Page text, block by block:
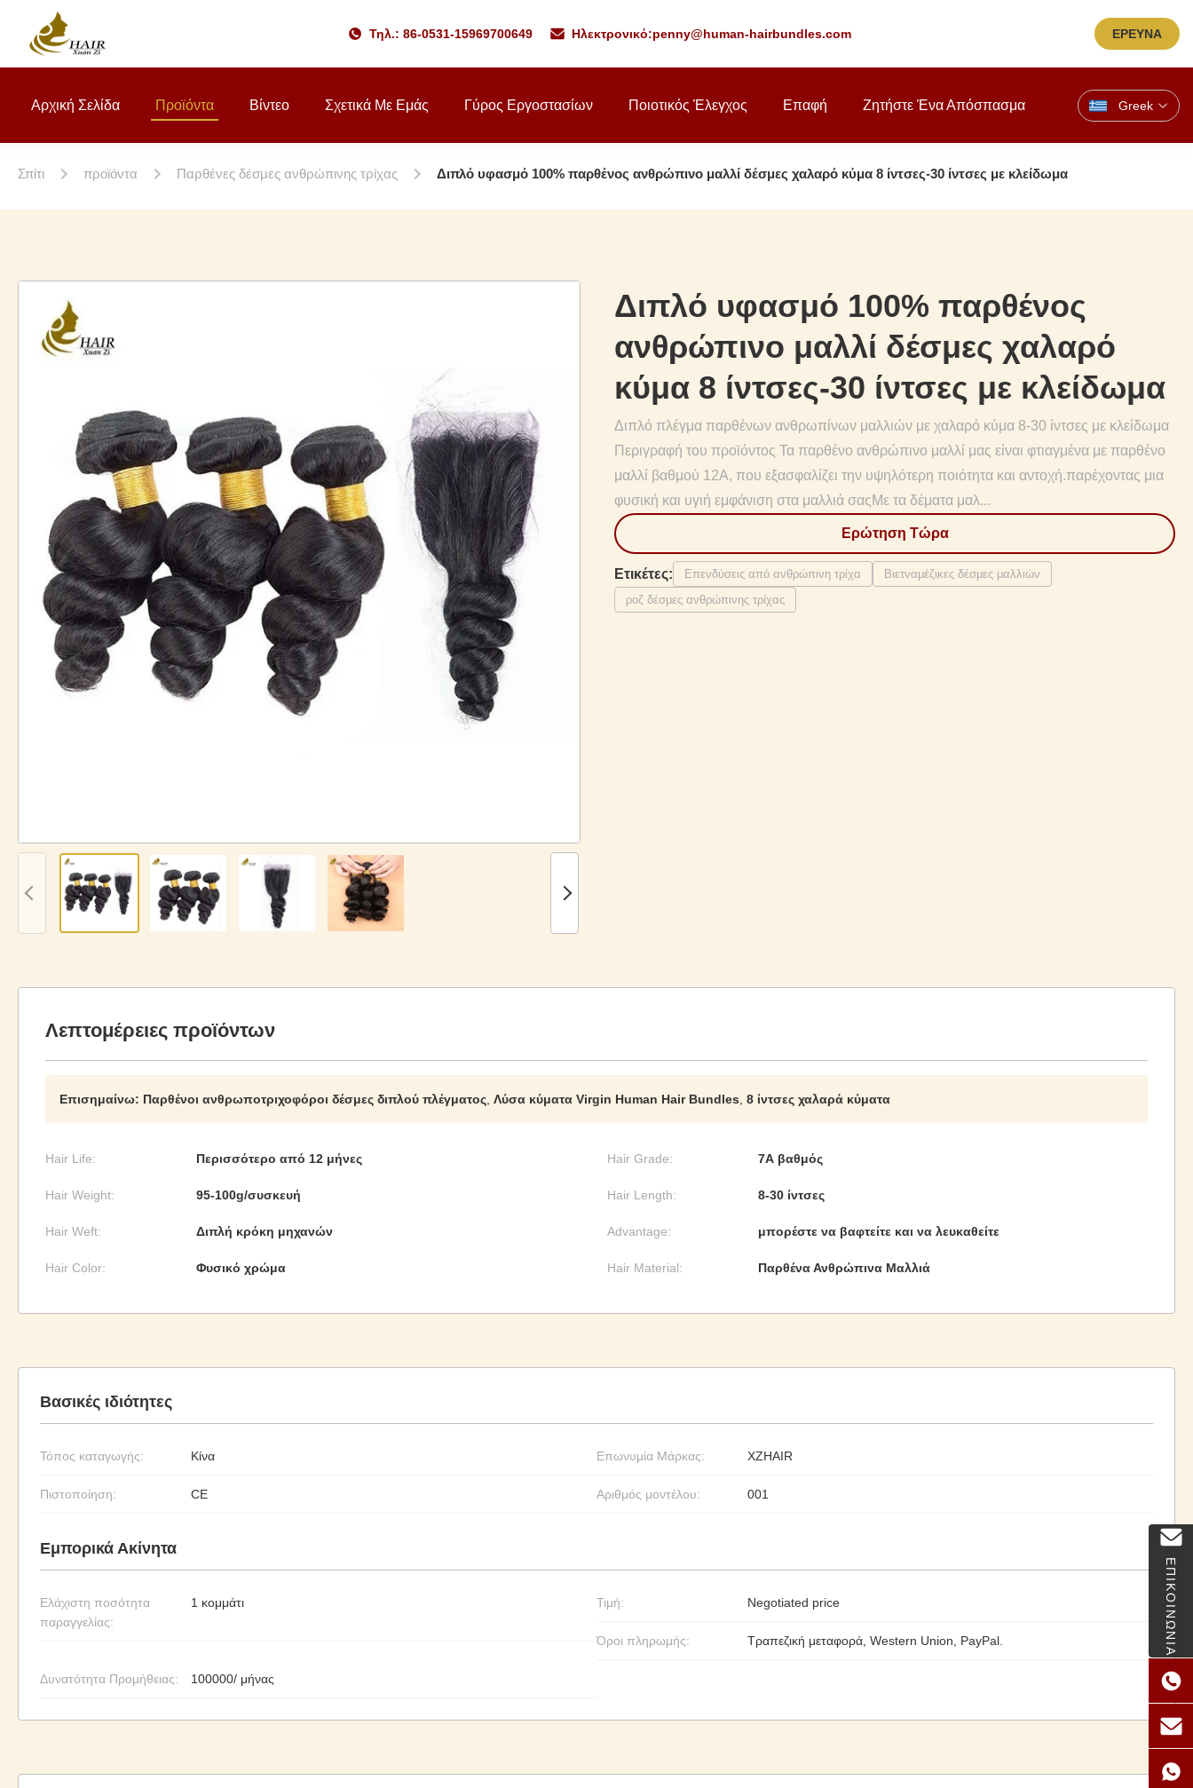
Τηλ.: 86-0531-15969700649 Ηλεκτρονικό:penny@human-hairbundles.com ΕΡΕΥΝΑ
Αρχική Σελίδα Προϊόντα Βίντεο Σχετικά Με Εμάς Γύρος Εργοστασίων Ποιοτικός Έλεγχος Επαφή Ζητήστε Ένα Απόσπασμα Greek
ΕΠΙΚΟΙΝΩΝΙΑ
Σπίτι προϊόντα Παρθένες δέσμες ανθρώπινης τρίχας Διπλό υφασμό 100% παρθένος ανθρώπινο μαλλί δέσμες χαλαρό κύμα 8 ίντσες-30 ίντσες με κλείδωμα
Διπλό υφασμό 100% παρθένος
ανθρώπινο μαλλί δέσμες χαλαρό
κύμα 8 ίντσες-30 ίντσες με κλείδωμα
Διπλό πλέγμα παρθένων ανθρωπίνων μαλλιών με χαλαρό κύμα 8-30 ίντσες με κλείδωμα
Περιγραφή του προϊόντος Τα παρθένο ανθρώπινο μαλλί μας είναι φτιαγμένα με παρθένο
μαλλί βαθμού 12Α, που εξασφαλίζει την υψηλότερη ποιότητα και αντοχή.παρέχοντας μια
φυσική και υγιή εμφάνιση στα μαλλιά σαςΜε τα δέματα μαλ...
Ερώτηση Τώρα
Ετικέτες: Επενδύσεις από ανθρώπινη τρίχα
Βιετναμέζικες δέσμες μαλλιών
ροζ δέσμες ανθρώπινης τρίχας
Λεπτομέρειες προϊόντων
Επισημαίνω: Παρθένοι ανθρωποτριχοφόροι δέσμες διπλού πλέγματος Λύσα κύματα Virgin Human Hair Bundles 8 ίντσες χαλαρά κύματα
Hair Life: Περισσότερο από 12 μήνες Hair Grade: 7Α βαθμός
Hair Weight: 95-100g/συσκευή Hair Length: 8-30 ίντσες
Hair Weft: Διπλή κρόκη μηχανών Advantage: μπορέστε να βαφτείτε και να λευκαθείτε
Hair Color: Φυσικό χρώμα Hair Material: Παρθένα Ανθρώπινα Μαλλιά
Βασικές ιδιότητες
Τόπος καταγωγής: Κίνα Επωνυμία Μάρκας: XZHAIR
Πιστοποίηση: CE Αριθμός μοντέλου: 001
Εμπορικά Ακίνητα
Ελάχιστη ποσότητα
παραγγελίας:
1 κομμάτι Τιμή: Negotiated price
Όροι πληρωμής: Τραπεζική μεταφορά, Western Union, PayPal.
Δυνατότητα Προμήθειας: 100000/ μήνας